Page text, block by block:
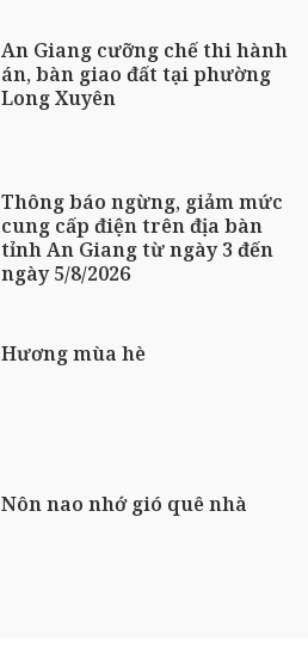
An Giang cưỡng chế thi hành
án, bàn giao đất tại phường
Long Xuyên
Thông báo ngừng, giảm mức
cung cấp điện trên địa bàn
tỉnh An Giang từ ngày 3 đến
ngày 5/8/2026
Hương mùa hè
Nôn nao nhớ gió quê nhà